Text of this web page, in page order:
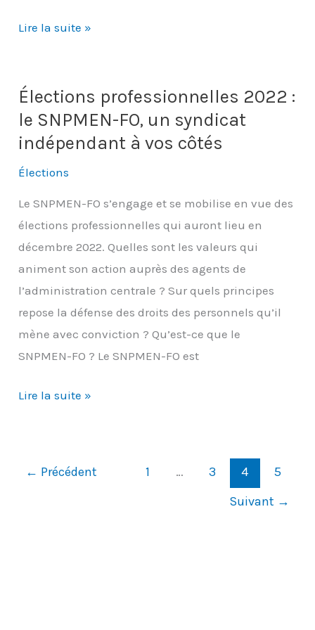
Pétition
catégorie
C
Lire la suite »
Élections professionnelles 2022 :
le SNPMEN-FO, un syndicat
indépendant à vos côtés
Élections
Le SNPMEN-FO s’engage et se mobilise en vue des
élections professionnelles qui auront lieu en
décembre 2022. Quelles sont les valeurs qui
animent son action auprès des agents de
l’administration centrale ? Sur quels principes
repose la défense des droits des personnels qu’il
mène avec conviction ? Qu’est-ce que le
SNPMEN-FO ? Le SNPMEN-FO est
Élections
Lire la suite »
← Précédent 1 … 3 4
5
Suivant →